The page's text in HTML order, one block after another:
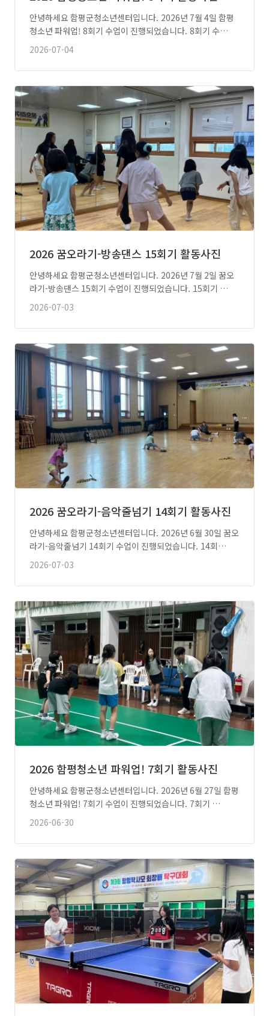
안녕하세요 함평군청소년센터입니다. 2026년 7월 4일 함평
청소년 파워업! 8회기 수업이 진행되었습니다. 8회기 수…
2026-07-04
2026 꿈오라기-방송댄스 15회기 활동사진
안녕하세요 함평군청소년센터입니다. 2026년 7월 2일 꿈오
라기-방송댄스 15회기 수업이 진행되었습니다. 15회기 …
2026-07-03
2026 꿈오라기-음악줄넘기 14회기 활동사진
안녕하세요 함평군청소년센터입니다. 2026년 6월 30일 꿈오
라기-음악줄넘기 14회기 수업이 진행되었습니다. 14회…
2026-07-03
2026 함평청소년 파워업! 7회기 활동사진
안녕하세요 함평군청소년센터입니다. 2026년 6월 27일 함평
청소년 파워업! 7회기 수업이 진행되었습니다. 7회기 …
2026-06-30